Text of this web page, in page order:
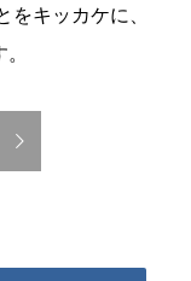
キッカケに、